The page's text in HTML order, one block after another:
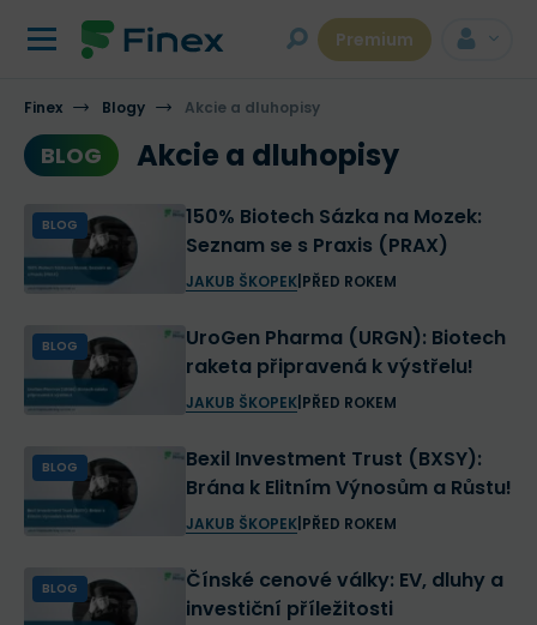
Premium
Finex Blogy Akcie a dluhopisy
BLOG Akcie a dluhopisy
BLOG
150% Biotech Sázka na Mozek:
Seznam se s Praxis (PRAX)
JAKUB ŠKOPEK| PŘED ROKEM
BLOG
UroGen Pharma (URGN): Biotech
raketa připravená k výstřelu!
JAKUB ŠKOPEK| PŘED ROKEM
BLOG
Bexil Investment Trust (BXSY):
Brána k Elitním Výnosům a Růstu!
JAKUB ŠKOPEK| PŘED ROKEM
BLOG
Čínské cenové války: EV, dluhy a
investiční příležitosti